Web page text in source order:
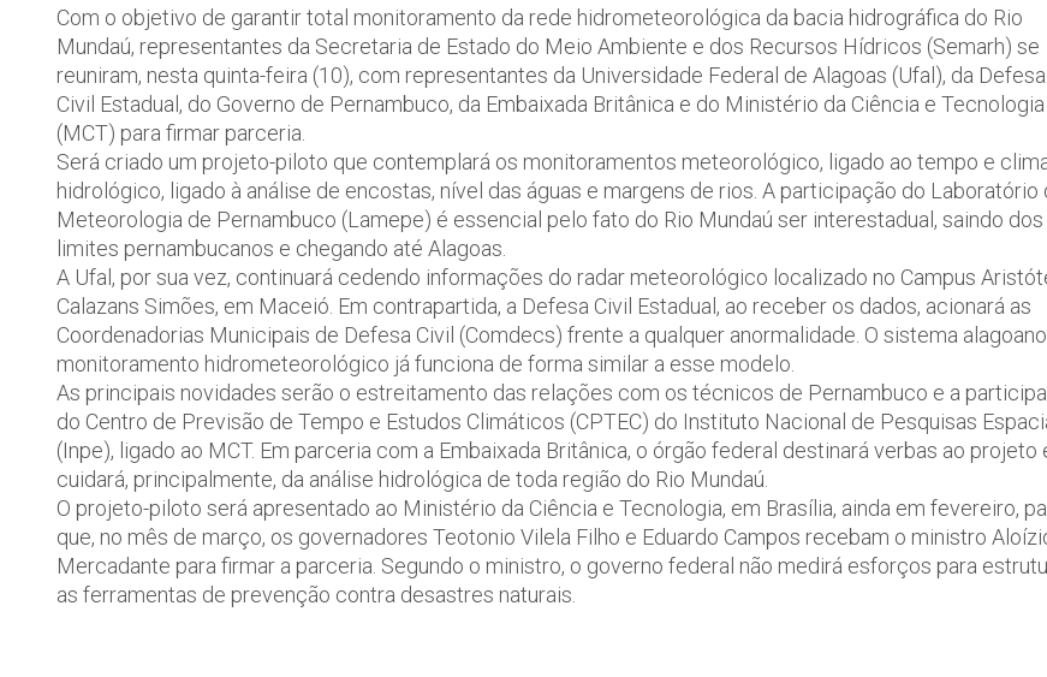
Com o objetivo de garantir total monitoramento da rede hidrometeorológica da bacia hidrográfica do Rio
Mundaú, representantes da Secretaria de Estado do Meio Ambiente e dos Recursos Hídricos (Semarh) se
reuniram, nesta quinta-feira (10), com representantes da Universidade Federal de Alagoas (Ufal), da Defesa
Civil Estadual, do Governo de Pernambuco, da Embaixada Britânica e do Ministério da Ciência e Tecnologia
(MCT) para firmar parceria.
Será criado um projeto-piloto que contemplará os monitoramentos meteorológico, ligado ao tempo e
hidrológico, ligado à análise de encostas, nível das águas e margens de rios. A participação do Laboratório
Meteorologia de Pernambuco (Lamepe) é essencial pelo fato do Rio Mundaú ser interestadual, saindo dos
limites pernambucanos e chegando até Alagoas.
A Ufal, por sua vez, continuará cedendo informações do radar meteorológico localizado no Campus
Calazans Simões, em Maceió. Em contrapartida, a Defesa Civil Estadual, ao receber os dados, acionará as
Coordenadorias Municipais de Defesa Civil (Comdecs) frente a qualquer anormalidade. O sistema
monitoramento hidrometeorológico já funciona de forma similar a esse modelo.
As principais novidades serão o estreitamento das relações com os técnicos de Pernambuco e a
do Centro de Previsão de Tempo e Estudos Climáticos (CPTEC) do Instituto Nacional de Pesquisas
(Inpe), ligado ao MCT. Em parceria com a Embaixada Britânica, o órgão federal destinará verbas ao projeto
cuidará, principalmente, da análise hidrológica de toda região do Rio Mundaú.
O projeto-piloto será apresentado ao Ministério da Ciência e Tecnologia, em Brasília, ainda em fevereiro,
que, no mês de março, os governadores Teotonio Vilela Filho e Eduardo Campos recebam o ministro
Mercadante para firmar a parceria. Segundo o ministro, o governo federal não medirá esforços para
as ferramentas de prevenção contra desastres naturais.